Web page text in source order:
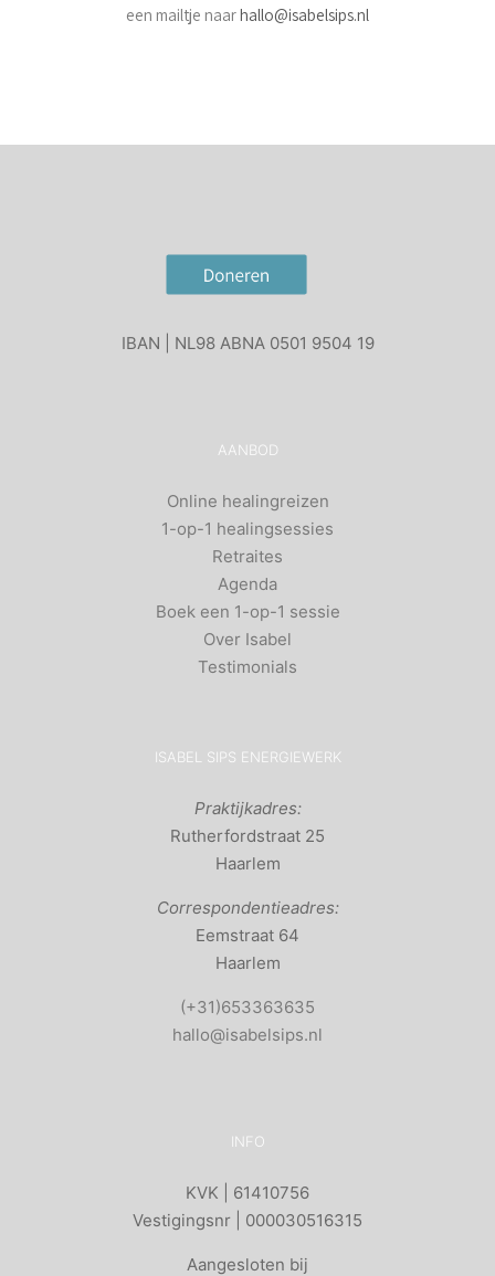
een mailtje naarhallo@isabelsips.nl
IBAN | NL98 ABNA 0501 9504 19
AANBOD
Online healingreizen
1-op-1 healingsessies
Retraites
Agenda
Boek een 1-op-1 sessie
Over Isabel
Testimonials
ISABEL SIPS ENERGIEWERK
Praktijkadres:
Rutherfordstraat 25
Haarlem
Correspondentieadres:
Eemstraat 64
Haarlem
(+31)653363635
hallo@isabelsips.nl
INFO
KVK | 61410756
Vestigingsnr | 000030516315
Aangesloten bij